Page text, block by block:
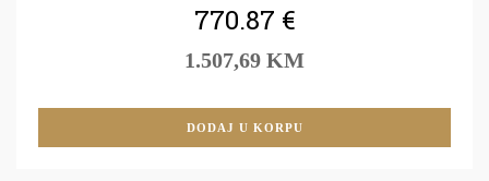
770.87 €
1.507,69 KM
DODAJ U KORPU